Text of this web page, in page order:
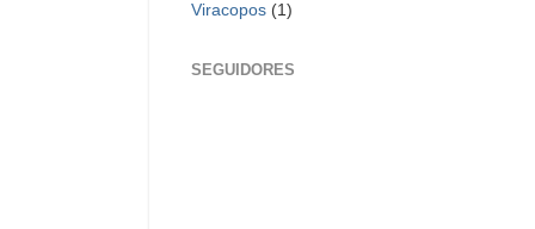
Viracopos (1)
SEGUIDORES